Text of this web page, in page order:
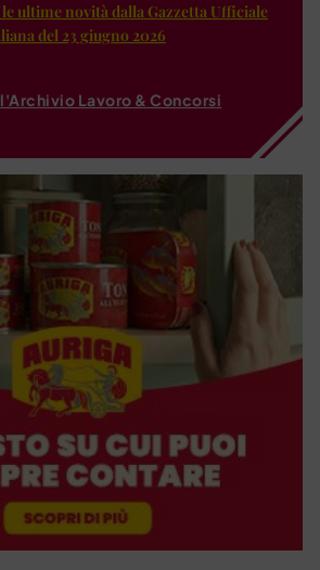
ultime novità dalla Gazzetta Ufficiale
del 23 giugno 2026
Lavoro & Concorsi